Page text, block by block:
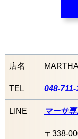
店名
TEL 048-711-
LINE マーサ
〒338-